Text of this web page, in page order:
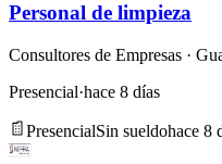
Personal de limpieza
Consultores de Empresas ·
Presencial·hace 8 días
PresencialSin sueldohace 8